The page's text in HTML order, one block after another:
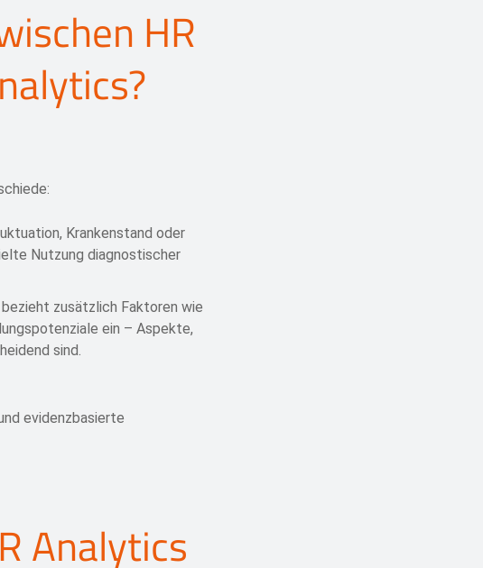
HR
Krankenstand oder
Nutzung diagnostischer
zusätzlich Faktoren wie
ein – Aspekte,
sind.
evidenzbasierte
Analytics